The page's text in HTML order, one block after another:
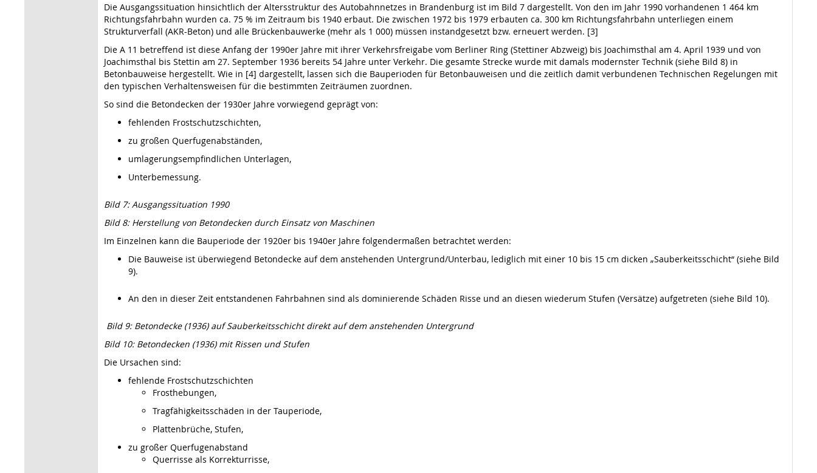
Die Ausgangssituation hinsichtlich der Altersstruktur des Autobahnnetzes in Brandenburg ist im Bild 7 dargestellt. Von den im Jahr 1990 vorhandenen 1 464 km
Richtungsfahrbahn wurden ca. 75 % im Zeitraum bis 1940 erbaut. Die zwischen 1972 bis 1979 erbauten ca. 300 km Richtungsfahrbahn unterliegen einem
Strukturverfall (AKR-Beton) und alle Brückenbauwerke (mehr als 1 000) müssen instandgesetzt bzw. erneuert werden. [3]
Die A 11 betreffend ist diese Anfang der 1990er Jahre mit ihrer Verkehrsfreigabe vom Berliner Ring (Stettiner Abzweig) bis Joachimsthal am 4. April 1939 und von
Joachimsthal bis Stettin am 27. September 1936 bereits 54 Jahre unter Verkehr. Die gesamte Strecke wurde mit damals modernster Technik (siehe Bild 8) in
Betonbauweise hergestellt. Wie in [4] dargestellt, lassen sich die Bauperioden für Betonbauweisen und die zeitlich damit verbundenen Technischen Regelungen mit
den typischen Verhaltensweisen für die bestimmten Zeiträumen zuordnen.
So sind die Betondecken der 1930er Jahre vorwiegend geprägt von:
fehlenden Frostschutzschichten,
zu großen Querfugenabständen,
umlagerungsempfindlichen Unterlagen,
Unterbemessung.
Bild 7: Ausgangssituation 1990
Bild 8: Herstellung von Betondecken durch Einsatz von Maschinen
Im Einzelnen kann die Bauperiode der 1920er bis 1940er Jahre folgendermaßen betrachtet werden:
Die Bauweise ist überwiegend Betondecke auf dem anstehenden Untergrund/Unterbau, lediglich mit einer 10 bis 15 cm dicken „Sauberkeitsschicht“ (siehe Bild
9).
An den in dieser Zeit entstandenen Fahrbahnen sind als dominierende Schäden Risse und an diesen wiederum Stufen (Versätze) aufgetreten (siehe Bild 10).
Bild 9: Betondecke (1936) auf Sauberkeitsschicht direkt auf dem anstehenden Untergrund
Bild 10: Betondecken (1936) mit Rissen und Stufen
Die Ursachen sind:
fehlende Frostschutzschichten
Frosthebungen,
Tragfähigkeitsschäden in der Tauperiode,
Plattenbrüche, Stufen,
zu großer Querfugenabstand
Querrisse als Korrekturrisse,